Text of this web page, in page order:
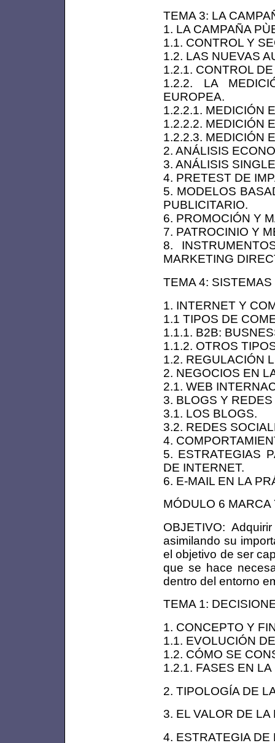
TEMA 3: LA
1. LA CAMPAÑA
1.1. CONTROL Y
1.2. LAS NUEVAS
1.2.1. CONTROL
1.2.2. LA
EUROPEA.
1.2.2.1. MEDICIÓN
1.2.2.2. MEDICIÓN
1.2.2.3. MEDICIÓN
2. ANÁLISIS
3. ANÁLISIS
4. PRETEST DE
5. MODELOS
PUBLICITARIO.
6. PROMOCIÓN Y
7. PATROCINIO Y
8.
MARKETING
TEMA 4:
1. INTERNET Y
1.1 TIPOS DE
1.1.1. B2B:
1.1.2. OTROS
1.2. REGULACIÓN
2. NEGOCIOS EN
2.1. WEB
3. BLOGS Y
3.1. LOS BLOGS.
3.2. REDES
4.
5. ESTRATEGIAS
DE INTERNET.
6. E-MAIL EN LA
MÓDULO 6
OBJETIVO:
asimilando su
el objetivo de ser
que se hace
dentro del entorno
TEMA 1:
1. CONCEPTO Y
1.1. EVOLUCIÓN
1.2. CÓMO SE
1.2.1. FASES EN
2. TIPOLOGÍA DE
3. EL VALOR DE LA
4. ESTRATEGIA DE